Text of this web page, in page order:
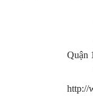
Quận
http://